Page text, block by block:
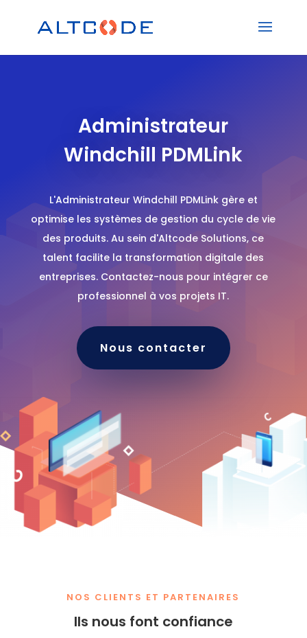
Administrateur
Windchill PDMLink
L'Administrateur Windchill PDMLink gère et
optimise les systèmes de gestion du cycle de vie
des produits. Au sein d'Altcode Solutions, ce
talent facilite la transformation digitale des
entreprises. Contactez-nous pour intégrer ce
professionnel à vos projets IT.
Nous contacter
NOS CLIENTS ET PARTENAIRES
Ils nous font confiance